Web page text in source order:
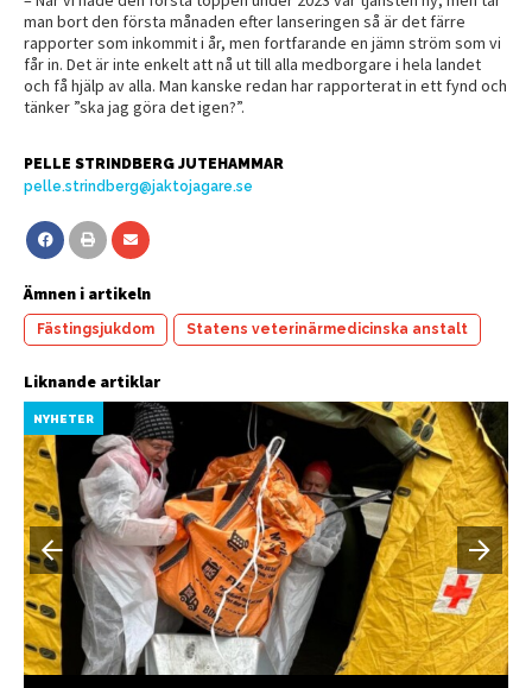
man bort den första månaden efter lanseringen så är det färre
rapporter som inkommit i år, men fortfarande en jämn ström som vi
får in. Det är inte enkelt att nå ut till alla medborgare i hela landet
och få hjälp av alla. Man kanske redan har rapporterat in ett fynd och
tänker ”ska jag göra det igen?”.
PELLE STRINDBERG JUTEHAMMAR
pelle.strindberg@jaktojagare.se
Ämnen i artikeln
Fästingsjukdom Statens veterinärmedicinska anstalt
Liknande artiklar
NYHETER